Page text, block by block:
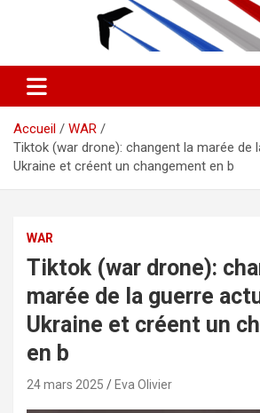
Accueil
WAR
Tiktok (war drone): changent la marée de
Ukraine et créent un changement en b
WAR
Tiktok (war drone):
marée de la guerre
Ukraine et créent un
en b
24 mars 2025 Eva Olivier